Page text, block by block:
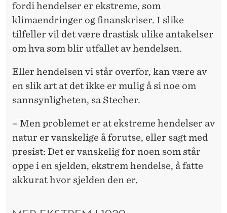
fordi hendelser er ekstreme, som
klimaendringer og finanskriser. I slike
tilfeller vil det være drastisk ulike antakelser
om hva som blir utfallet av hendelsen.
Eller hendelsen vi står overfor, kan være av
en slik art at det ikke er mulig å si noe om
sannsynligheten, sa Stecher.
– Men problemet er at ekstreme hendelser av
natur er vanskelige å forutse, eller sagt med
presist: Det er vanskelig for noen som står
oppe i en sjelden, ekstrem hendelse, å fatte
akkurat hvor sjelden den er.